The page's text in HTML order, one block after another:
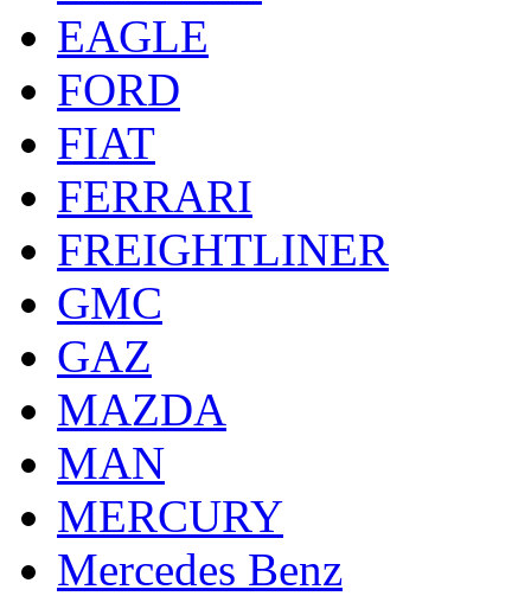
EAGLE
FORD
FIAT
FERRARI
FREIGHTLINER
GMC
GAZ
MAZDA
MAN
MERCURY
Mercedes Benz